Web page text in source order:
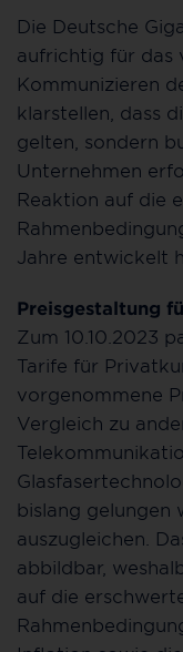
Die Deutsche
aufrichtig für das
Kommunizieren
klarstellen, dass
gelten, sondern
Unternehmen
Reaktion auf die
Jahre entwickelt
Preisgestaltung
Zum 10.10.2023
Tarife für
vorgenommene
Vergleich zu
bislang gelungen
auszugleichen.
abbildbar,
auf die